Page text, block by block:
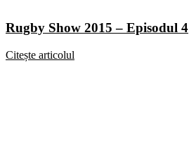
Rugby Show 2015 – Episodul 4
Citește articolul